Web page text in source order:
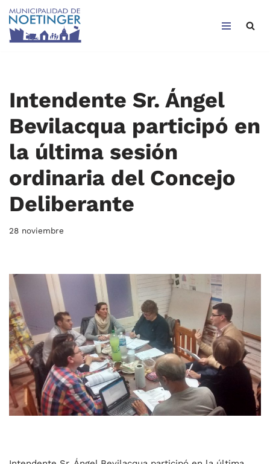
Saltar
Intendente Sr. Ángel
Bevilacqua participó en
la última sesión
ordinaria del Concejo
Deliberante
28 noviembre